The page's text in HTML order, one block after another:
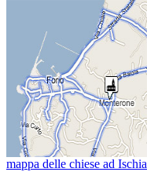
mappa delle chiese ad Ischia